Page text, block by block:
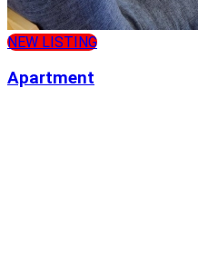
NEW LISTING
Apartment